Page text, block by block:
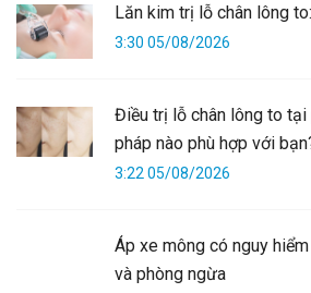
Lăn kim trị lỗ chân lông
3:30 05/08/2026
Điều trị lỗ chân lông to
pháp nào phù hợp với
3:22 05/08/2026
Áp xe mông có nguy
và phòng ngừa